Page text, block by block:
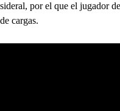
sideral, por el que el jugador
de cargas.